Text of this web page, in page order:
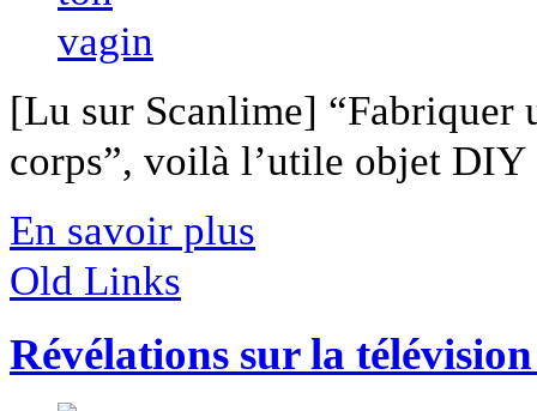
[Lu sur Scanlime] “Fabriquer
corps”, voilà l’utile objet
En savoir plus
Old Links
Révélations sur la